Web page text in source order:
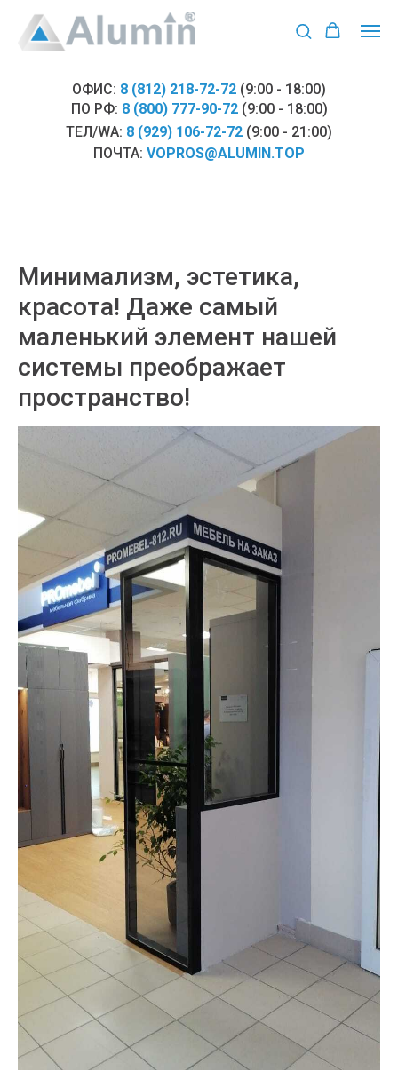
ОФИС: 8 (812) 218-72-72 (9:00 - 18:00)
ПО РФ: 8 (800) 777-90-72 (9:00 - 18:00)
ТЕЛ/WA: 8 (929) 106-72-72 (9:00 - 21:00)
ПОЧТА: VOPROS@ALUMIN.TOP
Минимализм, эстетика,
красота! Даже самый
маленький элемент нашей
системы преображает
пространство!